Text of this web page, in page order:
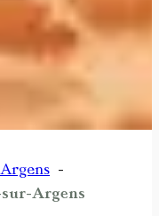
sur-Argens